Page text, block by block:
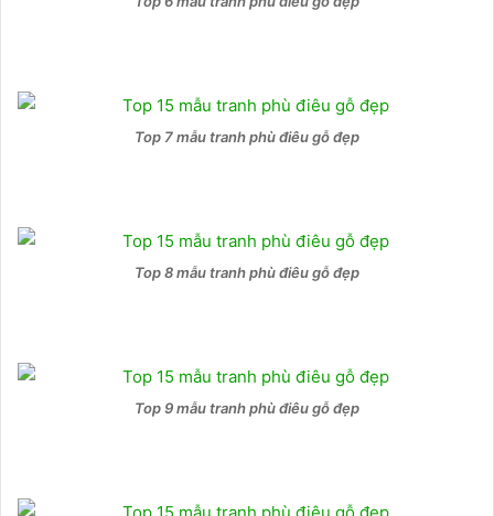
Top 7 mẫu tranh phù điêu gỗ đẹp
Top 8 mẫu tranh phù điêu gỗ đẹp
Top 9 mẫu tranh phù điêu gỗ đẹp